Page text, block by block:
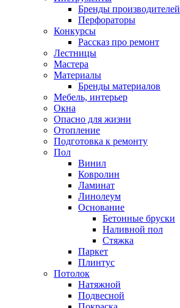
Бренды производителей
Перфораторы
Конкурсы
Рассказ про ремонт
Лестницы
Мастера
Материалы
Бренды материалов
Мебель, интерьер
Окна
Опасно для жизни
Отопление
Подготовка к ремонту
Пол
Винил
Ковролин
Ламинат
Линолеум
Основание
Бетонные бруски
Наливной пол
Стяжка
Паркет
Плинтус
Потолок
Натяжной
Подвесной